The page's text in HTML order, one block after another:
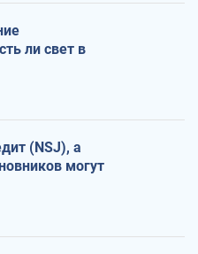
ли свет в
(NSJ), а
могут